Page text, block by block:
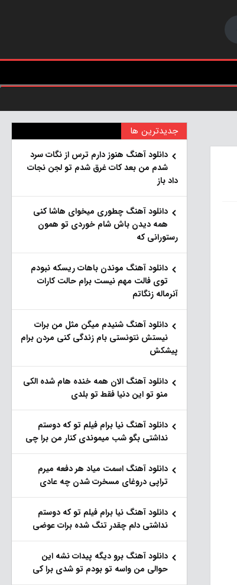
جدیدترین ها
دانلود آهنگ هنو‌ز دارم ترس از نگات سرد
شدم من بعد کات غرق شدم تو لجن نجات
داد باز
دانلود آهنگ چطوری میخوای هاشا کنی
همه دیدن باش شام خوردی تو همون
رستورانی که
دانلود آهنگ موندن باهات ریسکه نبودم
توی فالت مهم نیست برام حالت کارات
آنرماله زنگاتم
دانلود آهنگ شنیدم میگن مثل من برات
نیستش نتونستی بام زندگی کنی مردن برام
پیشکش
دانلود آهنگ الان همه خنده هام شده الکی
منو تو این دنیا فقط تو بلدی
دانلود آهنگ نیا برام فیلم تو‌ که دوستم
نداشتی بگو شب میموندی کنار من برا چی
دانلود آهنگ اسمت میاد هر دفعه میرم
تراپی دروغای مسخرت شدن چه عادی
دانلود آهنگ نیا برام فیلم تو‌ که دوستم
نداشتی دلم چقدر تنگ شده برات عوضی
دانلود آهنگ برو دیگه پیدات نشه این
حوالی من واسه تو‌ بودم تو شدی برا کی